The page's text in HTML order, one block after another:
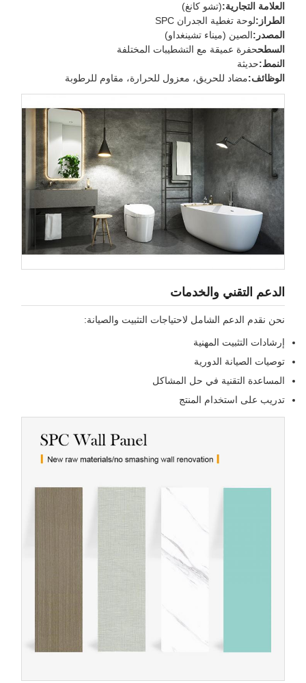
العلامة التجارية:(تشو كانغ)
الطراز:لوحة تغطية الجدران SPC
المصدر:الصين (ميناء تشينغداو)
السطححفرة عميقة مع التشطيبات المختلفة
النمط:حديثة
الوظائف:مضاد للحريق، معزول للحرارة، مقاوم للرطوبة
الدعم التقني والخدمات
نحن نقدم الدعم الشامل لاحتياجات التثبيت والصيانة:
إرشادات التثبيت المهنية
توصيات الصيانة الدورية
المساعدة التقنية في حل المشاكل
تدريب على استخدام المنتج